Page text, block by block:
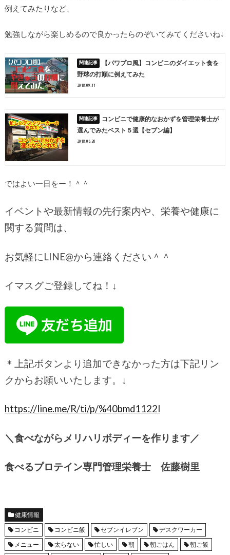
例えてみたりなど、
勉強しながら楽しめるので良かったらのぞいてみてくださいね↓
【パワプロ風】コンビニのダイエット食を
野球の打順に例えてみた
2018.09.11
コンビニで健康的なおかずを管理栄養士が
選んでみたベスト５選【セブン編】
2018.06.20
ではよい一日をー！＾＾
イベントや最新情報の先行案内や、栄養や健康に
関する質問は、
お気軽にLINE@から連絡ください＾＾
イマスグご登録してね！ ↓
＊上記ボタンより追加できなかった方は下記リン
クからお願いいたします。 ↓
https://line.me/R/ti/p/%40bmd1122l
＼食べながらメリハリボディーを作ります／
食べるプロテイン専門管理栄養士 佐藤樹里
健康情報
コンビニ
コンビニ飯 セブンイレブン
デスクワーカー
メニュー
太らない 忙しい 朝 朝ごはん 朝ご飯